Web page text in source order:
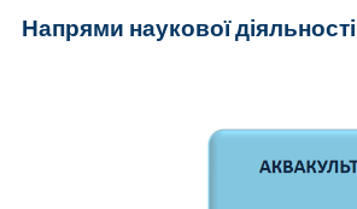
Напрями наукової